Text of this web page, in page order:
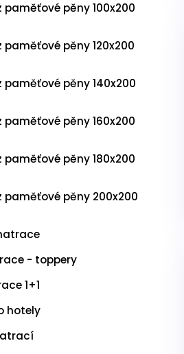
paměťové pěny 100x200
paměťové pěny 120x200
paměťové pěny 140x200
paměťové pěny 160x200
paměťové pěny 180x200
paměťové pěny 200x200
- toppery
1+1
hotely